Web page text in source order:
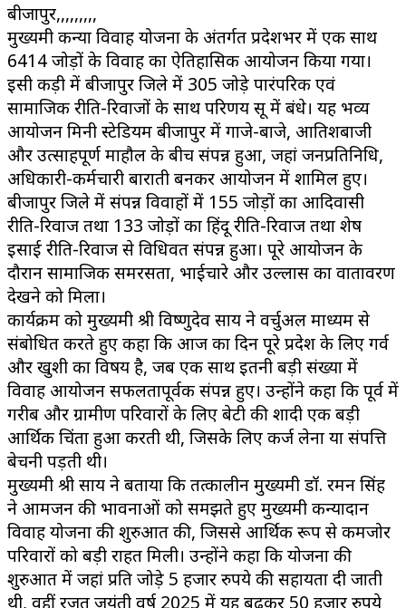
बीजापुर,,,,,,,,,
मुख्यमंत्री कन्या विवाह योजना के अंतर्गत प्रदेशभर में एक साथ
6414 जोड़ों के विवाह का ऐतिहासिक आयोजन किया गया।
इसी कड़ी में बीजापुर जिले में 305 जोड़े पारंपरिक एवं
सामाजिक रीति-रिवाजों के साथ परिणय सूत्र में बंधे। यह भव्य
आयोजन मिनी स्टेडियम बीजापुर में गाजे-बाजे, आतिशबाजी
और उत्साहपूर्ण माहौल के बीच संपन्न हुआ, जहां जनप्रतिनिधि,
अधिकारी-कर्मचारी बाराती बनकर आयोजन में शामिल हुए।
बीजापुर जिले में संपन्न विवाहों में 155 जोड़ों का आदिवासी
रीति-रिवाज तथा 133 जोड़ों का हिंदू रीति-रिवाज तथा शेष
इसाई रीति-रिवाज से विधिवत संपन्न हुआ। पूरे आयोजन के
दौरान सामाजिक समरसता, भाईचारे और उल्लास का वातावरण
देखने को मिला।
कार्यक्रम को मुख्यमंत्री श्री विष्णुदेव साय ने वर्चुअल माध्यम से
संबोधित करते हुए कहा कि आज का दिन पूरे प्रदेश के लिए गर्व
और खुशी का विषय है, जब एक साथ इतनी बड़ी संख्या में
विवाह आयोजन सफलतापूर्वक संपन्न हुए। उन्होंने कहा कि पूर्व में
गरीब और ग्रामीण परिवारों के लिए बेटी की शादी एक बड़ी
आर्थिक चिंता हुआ करती थी, जिसके लिए कर्ज लेना या संपत्ति
बेचनी पड़ती थी।
मुख्यमंत्री श्री साय ने बताया कि तत्कालीन मुख्यमंत्री डॉ. रमन सिंह
ने आमजन की भावनाओं को समझते हुए मुख्यमंत्री कन्यादान
विवाह योजना की शुरुआत की, जिससे आर्थिक रूप से कमजोर
परिवारों को बड़ी राहत मिली। उन्होंने कहा कि योजना की
शुरुआत में जहां प्रति जोड़े 5 हजार रुपये की सहायता दी जाती
थी, वहीं रजत जयंती वर्ष 2025 में यह बढ़कर 50 हजार रुपये